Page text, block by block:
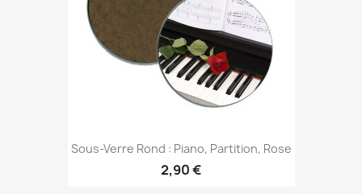
Sous-Verre Rond : Piano, Partition, Rose
2,90 €